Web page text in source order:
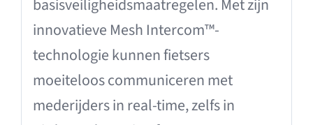
basisveiligheidsmaatregelen. Met zijn
innovatieve Mesh Intercom™-
technologie kunnen fietsers
moeiteloos communiceren met
mederijders in real-time, zelfs in